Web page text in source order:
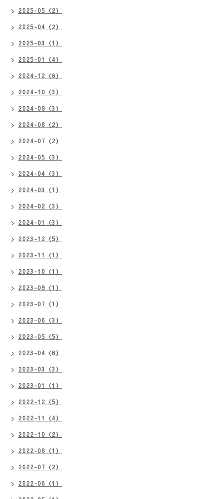
2025-05（2）
2025-04（2）
2025-03（1）
2025-01（4）
2024-12（6）
2024-10（3）
2024-09（3）
2024-08（2）
2024-07（2）
2024-05（3）
2024-04（3）
2024-03（1）
2024-02（3）
2024-01（3）
2023-12（5）
2023-11（1）
2023-10（1）
2023-09（1）
2023-07（1）
2023-06（3）
2023-05（5）
2023-04（6）
2023-03（3）
2023-01（1）
2022-12（5）
2022-11（4）
2022-10（2）
2022-08（1）
2022-07（2）
2022-06（1）